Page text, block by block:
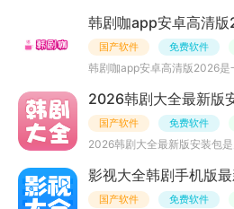
国产软件 免费软件
国产软件 免费软件
国产软件 免费软件